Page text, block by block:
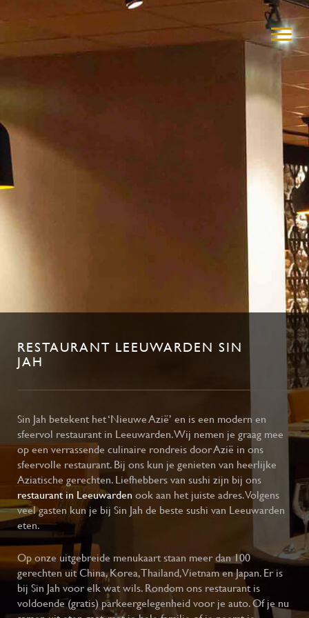
RESTAURANT LEEUWARDEN SIN
JAH
Sin Jah betekent het ‘Nieuwe Azië’ en is een modern en
sfeervol restaurant in Leeuwarden. Wij nemen je graag mee
op een verrassende culinaire rondreis door Azië in ons
sfeervolle restaurant. Bij ons kun je genieten van heerlijke
Aziatische gerechten. Liefhebbers van sushi zijn bij ons
restaurant in Leeuwarden ook aan het juiste adres. Volgens
veel gasten kun je bij Sin Jah de beste sushi van Leeuwarden
eten.
Op onze uitgebreide menukaart staan meer dan 100
gerechten uit China, Korea, Thailand, Vietnam en Japan. Er is
bij Sin Jah voor elk wat wils. Rondom ons restaurant is
voldoende (gratis) parkeergelegenheid voor je auto. Of je nu